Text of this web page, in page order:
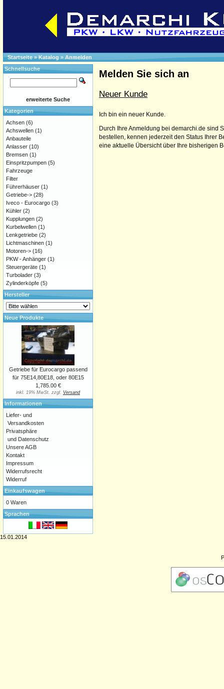
Startseite»Katalog » Anmelden
Melden Sie sich an
Neuer Kunde
Ich bin ein neuer Kunde.
Durch Ihre Anmeldung bei demarchi.de sind
bestellen, kennen jederzeit den Status Ihrer
eine aktuelle Übersicht über Ihre bisherigen
Schnellsuche
erweiterte Suche
Kategorien
Achsen (6)
Achswellen (1)
Anbauteile
Anlasser (10)
Bremsen (1)
Einspritzpumpen (5)
Fahrzeuge
Filter
Führerhäuser (1)
Getriebe-> (28)
Iveco - Eurocargo (3)
Kühler (2)
Kupplungen (2)
Kurbelwellen (1)
Lenkgetriebe (2)
Lichtmaschinen (1)
Motoren-> (16)
PKW - Anhänger (1)
Steuergeräte (1)
Turbolader (3)
Zylinderköpfe (5)
Hersteller
Neue Produkte
Getriebe für Eurocargo passend
für 75E14,80E18, oder 80E15
1,785.00 €
inkl. 19% MwSt. zzgl. Versand
Informationen
Liefer- und
Versandkosten
Privatsphäre
und Datenschutz
Unsere AGB
Kontakt
Impressum
Widerrufsrecht
Widerruf
Einkaufswagen
0 Waren
Sprachen
15.01.2014